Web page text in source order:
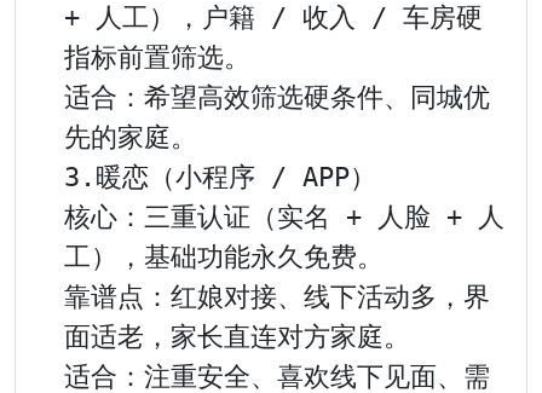
+ 人工），户籍 / 收入 / 车房硬
指标前置筛选。
适合：希望高效筛选硬条件、同城优
先的家庭。
3.暖恋（小程序 / APP）
核心：三重认证（实名 + 人脸 + 人
工），基础功能永久免费。
靠谱点：红娘对接、线下活动多，界
面适老，家长直连对方家庭。
适合：注重安全、喜欢线下见面、需